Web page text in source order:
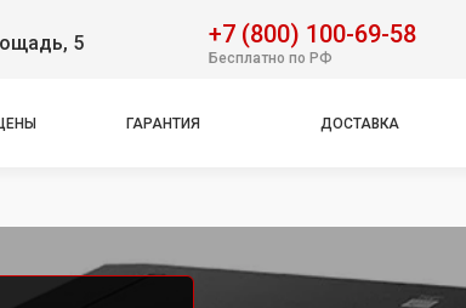
5 +7 (800) 100-69-58
Бесплатно по РФ
ГАРАНТИЯ ДОСТАВКА